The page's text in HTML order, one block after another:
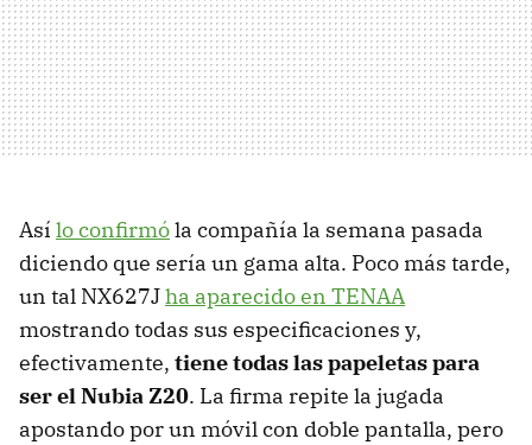
Así lo confirmóla compañía la semana pasada
diciendo que sería un gama alta. Poco más tarde,
un tal NX627Jha aparecido en TENAA
mostrando todas sus especificaciones y,
efectivamente, tiene todas las papeletas para
ser el Nubia Z20. La firma repite la jugada
apostando por un móvil con doble pantalla, pero